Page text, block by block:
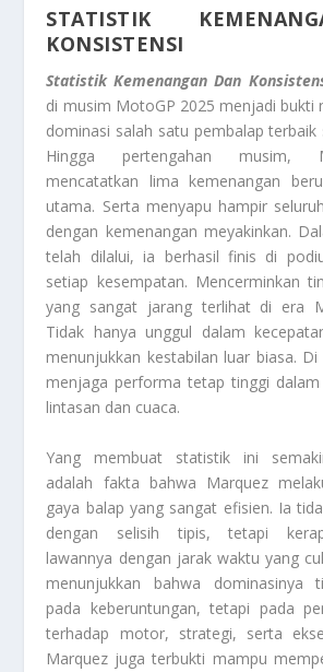
STATISTIK
KONSISTENSI
Statistik Kemenangan Dan
di musim MotoGP 2025 menjadi bukti
dominasi salah satu pembalap terbaik
Hingga pertengahan musim,
mencatatkan lima kemenangan
utama. Serta menyapu hampir
dengan kemenangan meyakinkan.
telah dilalui, ia berhasil finis di
setiap kesempatan. Mencerminkan
yang sangat jarang terlihat di era
Tidak hanya unggul dalam
menunjukkan kestabilan luar biasa.
menjaga performa tetap tinggi dalam
lintasan dan cuaca.
Yang membuat statistik ini
adalah fakta bahwa Marquez
gaya balap yang sangat efisien. Ia
dengan selisih tipis, tetapi
lawannya dengan jarak waktu yang
menunjukkan bahwa dominasinya
pada keberuntungan, tetapi pada
terhadap motor, strategi, serta
Marquez juga terbukti mampu